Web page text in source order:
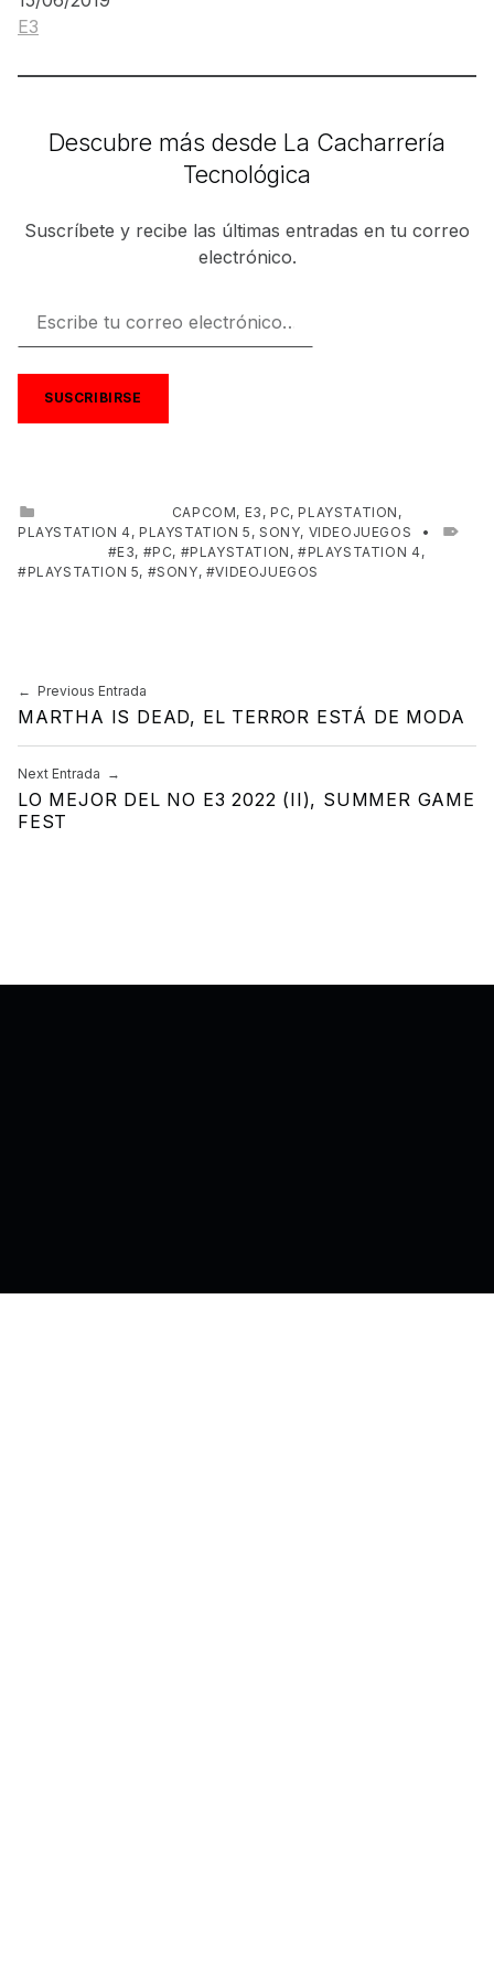
Respecto a
E3
Descubre más desde La Cacharrería
Tecnológica
Suscríbete y recibe las últimas entradas en tu correo
electrónico.
SUSCRIBIRSE
CAPCOM, E3 ,PC,PLAYSTATION ,
PLAYSTATION 4,PLAYSTATION 5 ,SONY, VIDEOJUEGOS
E3, PC, PLAYSTATION , PLAYSTATION 4,
PLAYSTATION 5, SONY, VIDEOJUEGOS
Navegación de entradas Previous Entrada
MARTHA IS DEAD, EL TERROR ESTÁ DE MODA
Next Entrada
LO MEJOR DEL NO E3 2022 (II), SUMMER GAME
FEST